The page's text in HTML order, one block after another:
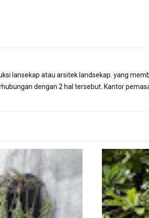
lansekap atau arsitek landsekap. yang
dengan 2 hal tersebut. Kantor